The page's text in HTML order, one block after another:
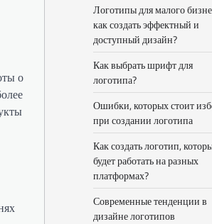
о
Логотипы для малого
как создать эффектный и
доступный дизайн?
Как выбрать шрифт для
логотипа?
Ошибки, которых стоит
при создании логотипа
Как создать логотип,
будет работать на разных
платформах?
Современные тенденции в
дизайне логотипов